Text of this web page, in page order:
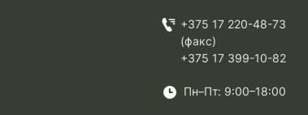
+375 17 220-48-73
(факс)
+375 17 399-10-82
Пн–Пт: 9:00–18:00